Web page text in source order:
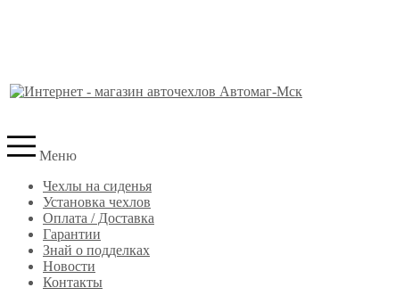
Меню
Чехлы на сиденья
Установка чехлов
Оплата / Доставка
Гарантии
Знай о подделках
Новости
Контакты